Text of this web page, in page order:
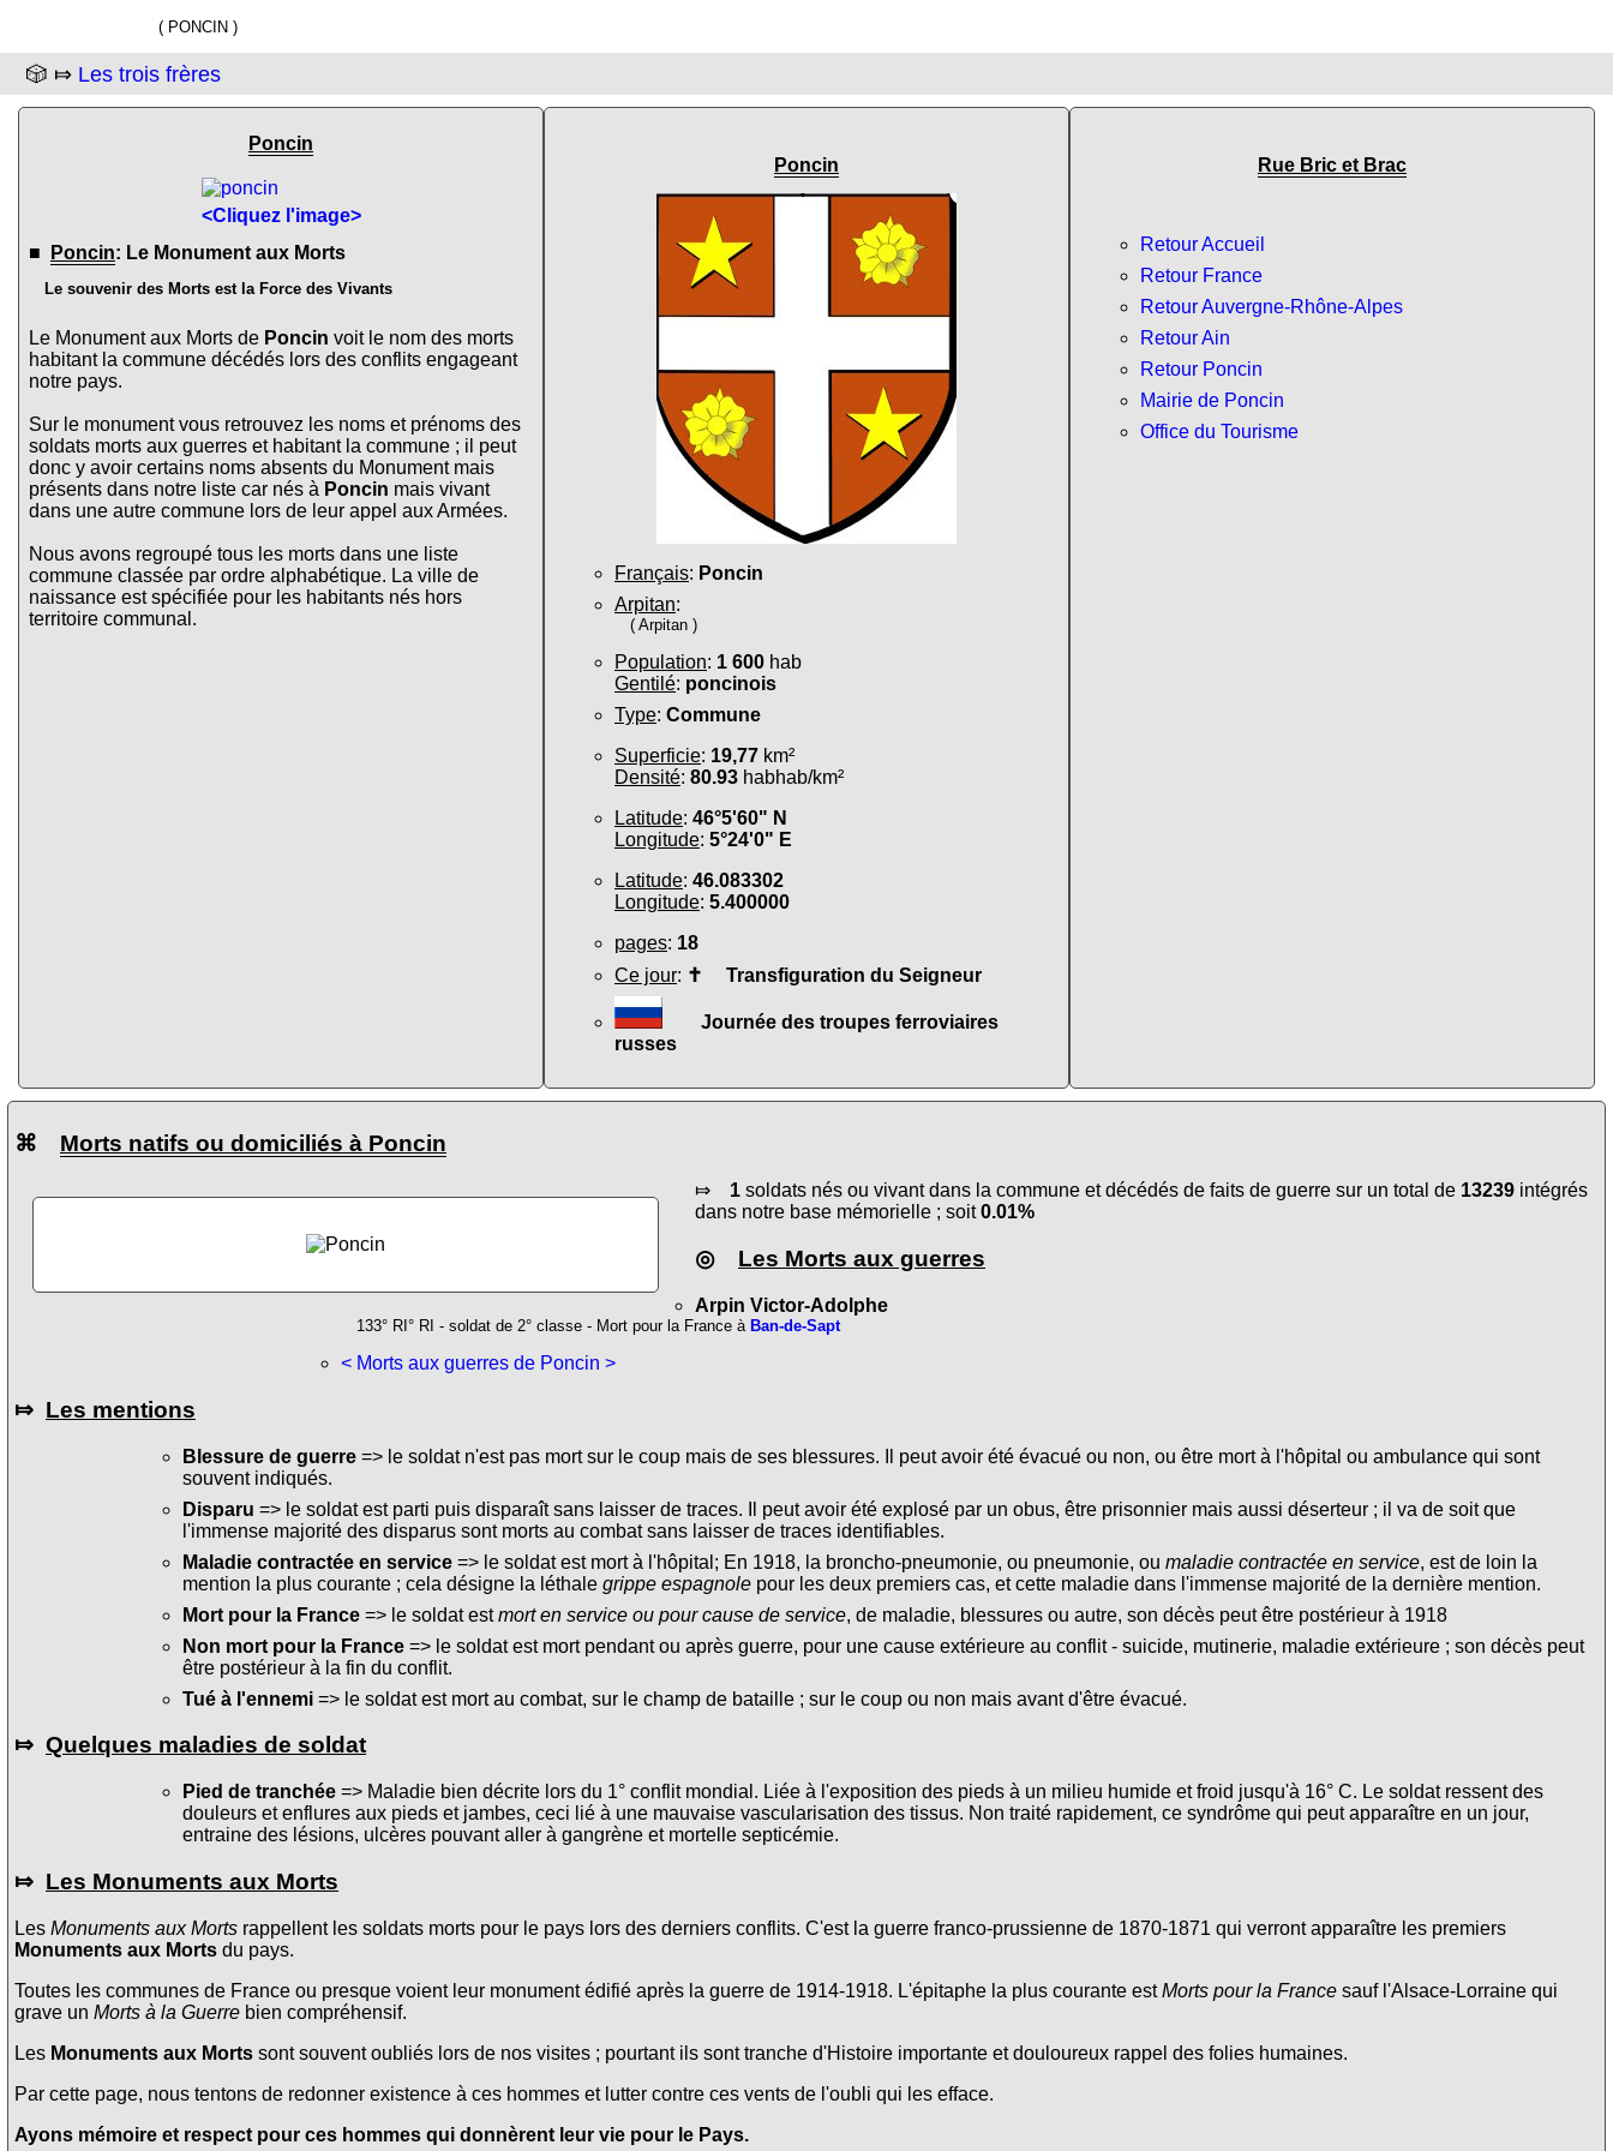
( PONCIN )
🎲 ⤇ Les trois frères
Poncin
<Cliquez l'image>
■
Poncin: Le Monument aux Morts
Le souvenir des Morts est la Force des Vivants
Le Monument aux Morts de Poncin voit le nom des morts
habitant la commune décédés lors des conflits engageant
notre pays.
Sur le monument vous retrouvez les noms et prénoms des
soldats morts aux guerres et habitant la commune ; il peut
donc y avoir certains noms absents du Monument mais
présents dans notre liste car nés à Poncin mais vivant
dans une autre commune lors de leur appel aux Armées.
Nous avons regroupé tous les morts dans une liste
commune classée par ordre alphabétique. La ville de
naissance est spécifiée pour les habitants nés hors
territoire communal.
Poncin
Français: Poncin
Arpitan:
( Arpitan )
Population: 1 600 hab
Gentilé: poncinois
Type: Commune
Superficie: 19,77 km²
Densité: 80.93 habhab/km²
Latitude: 46°5'60" N
Longitude: 5°24'0" E
Latitude: 46.083302
Longitude: 5.400000
pages: 18
Ce jour: ✝ Transfiguration du Seigneur
Journée des troupes ferroviaires
russes
Rue Bric et Brac
Retour Accueil
Retour France
Retour Auvergne-Rhône-Alpes
Retour Ain
Retour Poncin
Mairie de Poncin
Office du Tourisme
⌘ Morts natifs ou domiciliés à Poncin
⤇ 1 soldats nés ou vivant dans la commune et décédés de faits de guerre sur un total de 13239 intégrés
dans notre base mémorielle ; soit0.01%
◎ Les Morts aux guerres
Arpin Victor-Adolphe
133° RI° RI - soldat de 2° classe - Mort pour la France à Ban-de-Sapt
< Morts aux guerres de Poncin >
⤇ Les mentions
Blessure de guerre => le soldat n'est pas mort sur le coup mais de ses blessures. Il peut avoir été évacué ou non, ou être mort à l'hôpital ou ambulance qui sont
souvent indiqués.
Disparu => le soldat est parti puis disparaît sans laisser de traces. Il peut avoir été explosé par un obus, être prisonnier mais aussi déserteur ; il va de soit que
l'immense majorité des disparus sont morts au combat sans laisser de traces identifiables.
Maladie contractée en service => le soldat est mort à l'hôpital; En 1918, la broncho-pneumonie, ou pneumonie, ou maladie contractée en service, est de loin la
mention la plus courante ; cela désigne la léthale grippe espagnole pour les deux premiers cas, et cette maladie dans l'immense majorité de la dernière mention.
Mort pour la France => le soldat estmort en service ou pour cause de service, de maladie, blessures ou autre, son décès peut être postérieur à 1918
Non mort pour la France => le soldat est mort pendant ou après guerre, pour une cause extérieure au conflit - suicide, mutinerie, maladie extérieure ; son décès peut
être postérieur à la fin du conflit.
Tué à l'ennemi => le soldat est mort au combat, sur le champ de bataille ; sur le coup ou non mais avant d'être évacué.
⤇ Quelques maladies de soldat
Pied de tranchée => Maladie bien décrite lors du 1° conflit mondial. Liée à l'exposition des pieds à un milieu humide et froid jusqu'à 16° C. Le soldat ressent des
douleurs et enflures aux pieds et jambes, ceci lié à une mauvaise vascularisation des tissus. Non traité rapidement, ce syndrôme qui peut apparaître en un jour,
entraine des lésions, ulcères pouvant aller à gangrène et mortelle septicémie.
⤇ Les Monuments aux Morts
Les Monuments aux Morts rappellent les soldats morts pour le pays lors des derniers conflits. C'est la guerre franco-prussienne de 1870-1871 qui verront apparaître les premiers
Monuments aux Morts du pays.
Toutes les communes de France ou presque voient leur monument édifié après la guerre de 1914-1918. L'épitaphe la plus courante estMorts pour la France sauf l'Alsace-Lorraine qui
grave un Morts à la Guerre bien compréhensif.
Les Monuments aux Morts sont souvent oubliés lors de nos visites ; pourtant ils sont tranche d'Histoire importante et douloureux rappel des folies humaines.
Par cette page, nous tentons de redonner existence à ces hommes et lutter contre ces vents de l'oubli qui les efface.
Ayons mémoire et respect pour ces hommes qui donnèrent leur vie pour le Pays.